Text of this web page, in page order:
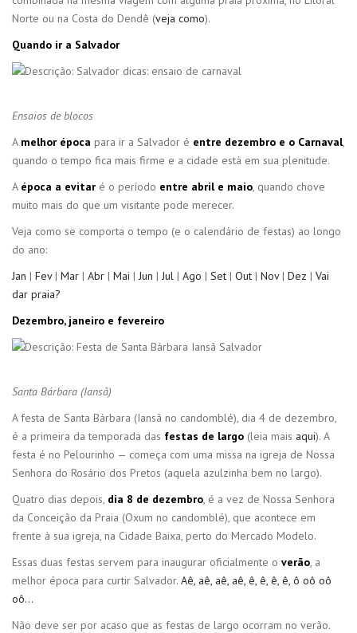
Norte ou na Costa do Dendê (veja como).
Quando ir a Salvador
Ensaios de blocos
A melhor época para ir a Salvador é entre dezembro e o Carnaval,
quando o tempo fica mais firme e a cidade está em sua plenitude.
A época a evitar é o período entre abril e maio, quando chove
muito mais do que um visitante pode merecer.
Veja como se comporta o tempo (e o calendário de festas) ao longo
do ano:
Jan | Fev| Mar | Abr | Mai | Jun | Jul | Ago | Set | Out | Nov| Dez | Vai
dar praia?
Dezembro, janeiro e fevereiro
Santa Bárbara (Iansã)
A festa de Santa Bárbara (Iansã no candomblé), dia 4 de dezembro,
é a primeira da temporada das festas de largo (leia mais aqui). A
festa é no Pelourinho — começa com uma missa na igreja de Nossa
Senhora do Rosário dos Pretos (aquela azulzinha bem no largo).
Quatro dias depois, dia 8 de dezembro, é a vez de Nossa Senhora
da Conceição da Praia (Oxum no candomblé), que acontece em
frente à sua igreja, na Cidade Baixa, perto do Mercado Modelo.
Essas duas festas servem para inaugurar oficialmente o verão, a
melhor época para curtir Salvador. Aê, aê, aê, aê, ê, ê, ê, ê, ô oô oô
oô…
Não deve ser por acaso que as festas de largo ocorram no verão.